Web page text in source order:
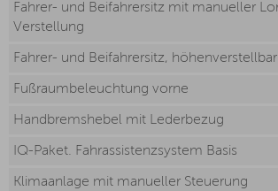
Fahrer- und Beifahrersitz mit manueller
Verstellung
Fahrer- und Beifahrersitz, höhenverstellbar
Fußraumbeleuchtung vorne
Handbremshebel mit Lederbezug
IQ-Paket. Fahrassistenzsystem Basis
Klimaanlage mit manueller Steuerung